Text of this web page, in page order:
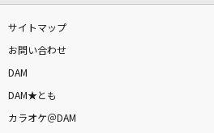
[生音]綾
My Hair is Bad
プロポーズ
サイトマップ
お問い合わせ
DAM
DAM★とも
カラオケ＠DAM